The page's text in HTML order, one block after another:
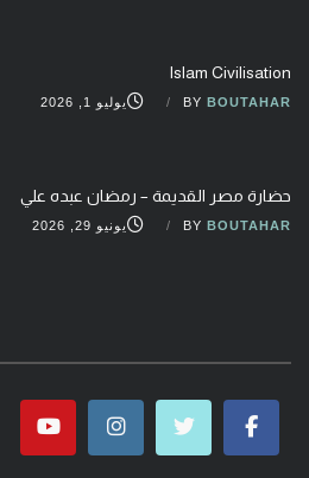
Islam Civilisation
BY BOUTAHAR يوليو 1, 2026
حضارة مصر القديمة – رمضان عبده علي
BY BOUTAHAR يونيو 29, 2026